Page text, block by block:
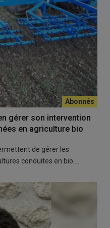
gérer son intervention
en agriculture bio
de gérer les
conduites en bio.…